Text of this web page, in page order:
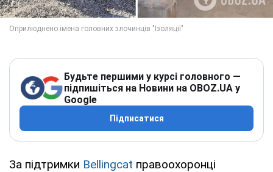
Будьте першими у курсі головного —
підпишіться на Новини на OBOZ.UA у
Google
Підписатися
За підтримки Bellingcat правоохоронці